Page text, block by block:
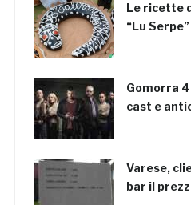
Le ricette
“Lu
Gomorra
cast e
Varese,
bar il